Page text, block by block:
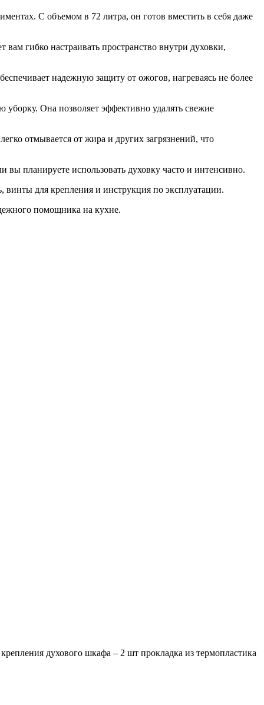
С объемом в 72 литра, он готов вместить в себя даже
гибко настраивать пространство внутри духовки,
надежную защиту от ожогов, нагреваясь не более
Она позволяет эффективно удалять свежие
отмывается от жира и других загрязнений, что
планируете использовать духовку часто и интенсивно.
для крепления и инструкция по эксплуатации.
помощника на кухне.
духового шкафа – 2 шт прокладка из термопластика